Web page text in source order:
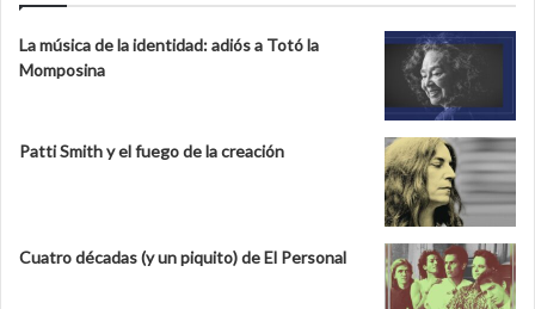
La música de la identidad: adiós a Totó la
Momposina
Patti Smith y el fuego de la creación
Cuatro décadas (y un piquito) de El Personal